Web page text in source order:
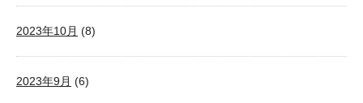
2023年10月 (8)
2023年9月 (6)